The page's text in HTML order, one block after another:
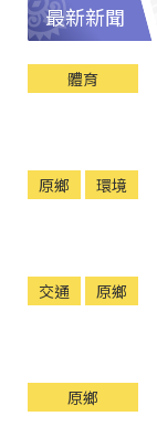
最新新聞
體育
原鄉 環境
交通 原鄉
原鄉